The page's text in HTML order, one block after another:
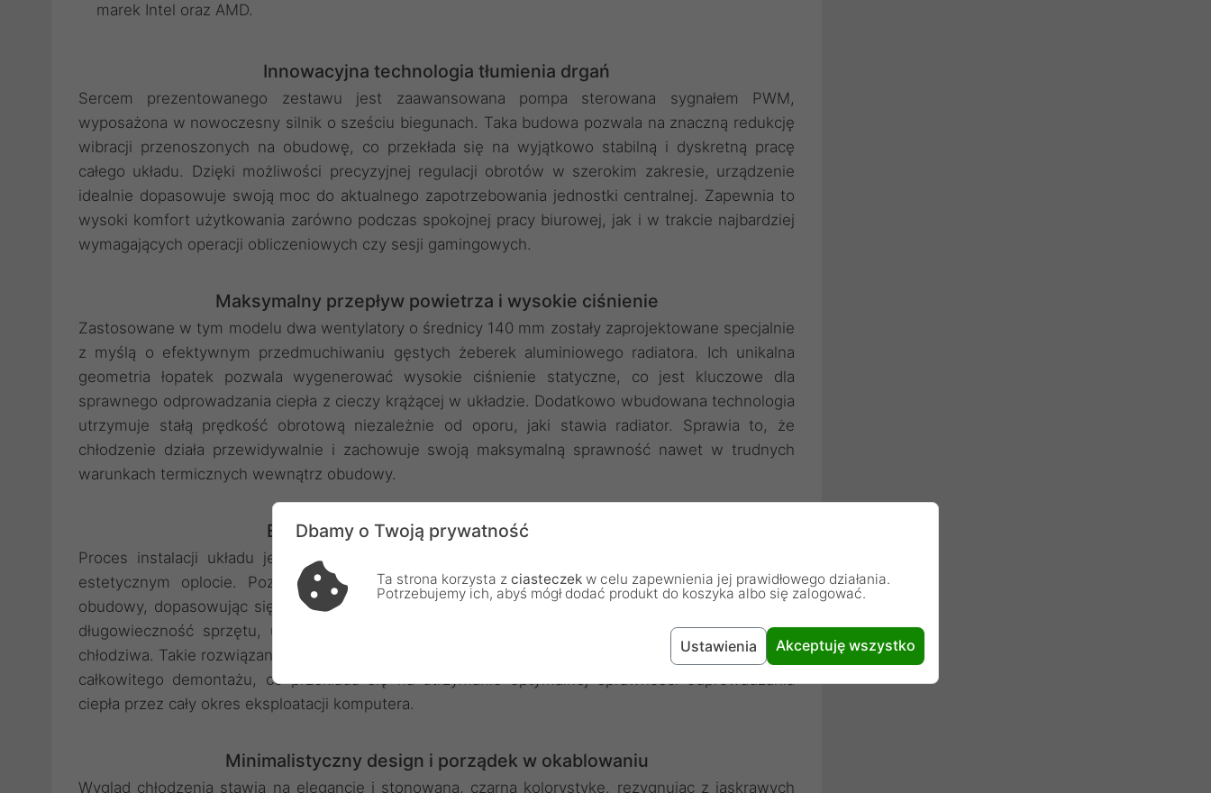
marek Intel oraz AMD.
Innowacyjna technologia tłumienia drgań
Sercem prezentowanego zestawu jest zaawansowana pompa sterowana sygnałem PWM,
wyposażona w nowoczesny silnik o sześciu biegunach. Taka budowa pozwala na znaczną redukcję
wibracji przenoszonych na obudowę, co przekłada się na wyjątkowo stabilną i dyskretną pracę
całego układu. Dzięki możliwości precyzyjnej regulacji obrotów w szerokim zakresie, urządzenie
idealnie dopasowuje swoją moc do aktualnego zapotrzebowania jednostki centralnej. Zapewnia to
wysoki komfort użytkowania zarówno podczas spokojnej pracy biurowej, jak i w trakcie najbardziej
wymagających operacji obliczeniowych czy sesji gamingowych.
Maksymalny przepływ powietrza i wysokie ciśnienie
Zastosowane w tym modelu dwa wentylatory o średnicy 140 mm zostały zaprojektowane specjalnie
z myślą o efektywnym przedmuchiwaniu gęstych żeberek aluminiowego radiatora. Ich unikalna
geometria łopatek pozwala wygenerować wysokie ciśnienie statyczne, co jest kluczowe dla
sprawnego odprowadzania ciepła z cieczy krążącej w układzie. Dodatkowo wbudowana technologia
utrzymuje stałą prędkość obrotową niezależnie od oporu, jaki stawia radiator. Sprawia to, że
chłodzenie działa przewidywalnie i zachowuje swoją maksymalną sprawność nawet w trudnych
warunkach termicznych wewnątrz obudowy.
Ergonomia montażu i łatwa konserwacja
Proces instalacji układu jest znacznie uproszczony dzięki wykorzystaniu elastycznych węży w
estetycznym oplocie. Pozwalają one na swobodne ułożenie chłodnicy w różnych miejscach
obudowy, dopasowując się do indywidualnych potrzeb użytkownika. Projektanci zadbali również o
długowieczność sprzętu, umieszczając w widocznym miejscu dedykowany port do napełniania
chłodziwa. Takie rozwiązanie umożliwia samodzielną konserwację urządzenia bez konieczności jego
całkowitego demontażu, co przekłada się na utrzymanie optymalnej sprawności odprowadzania
ciepła przez cały okres eksploatacji komputera.
Minimalistyczny design i porządek w okablowaniu
Wygląd chłodzenia stawia na elegancję i stonowaną, czarną kolorystykę, rezygnując z jaskrawych
Dbamy o Twoją prywatność
Ta strona korzysta z ciasteczek w celu zapewnienia jej prawidłowego działania.
Potrzebujemy ich, abyś mógł dodać produkt do koszyka albo się zalogować.
Ustawienia Akceptuję wszystko